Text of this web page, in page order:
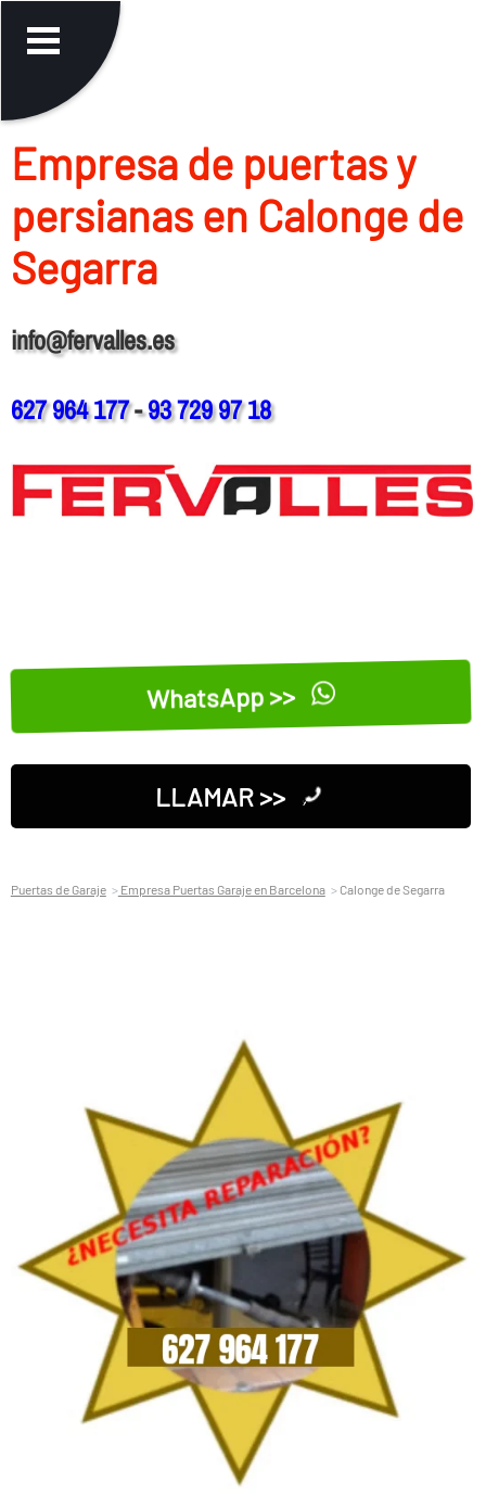
Empresa de puertas y
persianas en Calonge de
Segarra
info@fervalles.es
627 964 177-93 729 97 18
WhatsApp >>
LLAMAR >>
Puertas de Garaje Empresa Puertas Garaje en Barcelona Calonge de Segarra